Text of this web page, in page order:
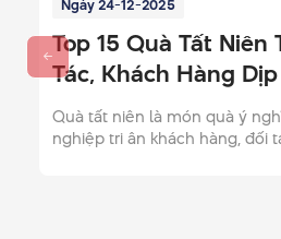
Cho Chị
giản chỉ là
bài để xem
Gợi Ý 10
Sang
Giỏ quà Tết
tặng nhân